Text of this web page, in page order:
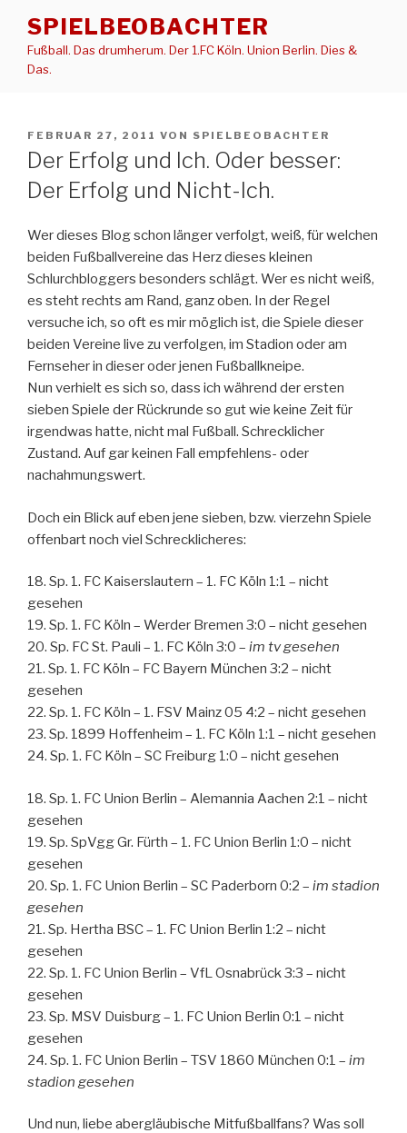
Inhalt
springen
SPIELBEOBACHTER
Fußball. Das drumherum. Der 1.FC Köln. Union Berlin. Dies &
Das.
VERÖFFENTLICHT
AM
FEBRUAR 27, 2011 VON SPIELBEOBACHTER
Der Erfolg und Ich. Oder besser:
Der Erfolg und Nicht-Ich.
Wer dieses Blog schon länger verfolgt, weiß, für welchen
beiden Fußballvereine das Herz dieses kleinen
Schlurchbloggers besonders schlägt. Wer es nicht weiß,
es steht rechts am Rand, ganz oben. In der Regel
versuche ich, so oft es mir möglich ist, die Spiele dieser
beiden Vereine live zu verfolgen, im Stadion oder am
Fernseher in dieser oder jenen Fußballkneipe.
Nun verhielt es sich so, dass ich während der ersten
sieben Spiele der Rückrunde so gut wie keine Zeit für
irgendwas hatte, nicht mal Fußball. Schrecklicher
Zustand. Auf gar keinen Fall empfehlens- oder
nachahmungswert.
Doch ein Blick auf eben jene sieben, bzw. vierzehn Spiele
offenbart noch viel Schrecklicheres:
18. Sp. 1. FC Kaiserslautern – 1. FC Köln 1:1 – nicht
gesehen
19. Sp. 1. FC Köln – Werder Bremen 3:0 – nicht gesehen
20. Sp. FC St. Pauli – 1. FC Köln 3:0 – im tv gesehen
21. Sp. 1. FC Köln – FC Bayern München 3:2 – nicht
gesehen
22. Sp. 1. FC Köln – 1. FSV Mainz 05 4:2 – nicht gesehen
23. Sp. 1899 Hoffenheim – 1. FC Köln 1:1 – nicht gesehen
24. Sp. 1. FC Köln – SC Freiburg 1:0 – nicht gesehen
18. Sp. 1. FC Union Berlin – Alemannia Aachen 2:1 – nicht
gesehen
19. Sp. SpVgg Gr. Fürth – 1. FC Union Berlin 1:0 – nicht
gesehen
20. Sp. 1. FC Union Berlin – SC Paderborn 0:2 – im stadion
gesehen
21. Sp. Hertha BSC – 1. FC Union Berlin 1:2 – nicht
gesehen
22. Sp. 1. FC Union Berlin – VfL Osnabrück 3:3 – nicht
gesehen
23. Sp. MSV Duisburg – 1. FC Union Berlin 0:1 – nicht
gesehen
24. Sp. 1. FC Union Berlin – TSV 1860 München 0:1 – im
stadion gesehen
Und nun, liebe abergläubische Mitfußballfans? Was soll